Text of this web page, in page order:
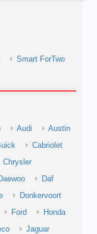
Smart ForTwo
Audi
Austin
Cabriolet
Chrysler
Daf
Donkervoort
Ford
Honda
Jaguar